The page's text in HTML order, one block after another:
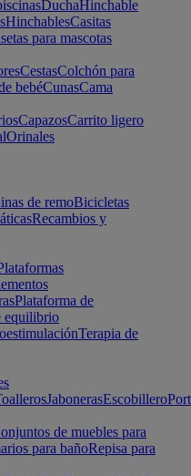
DuchaHinchable
HinchablesCasitas
para mascotas
CestasColchón para
bebéCunasCama
CapazosCarrito ligero
Orinales
de remoBicicletas
Recambios y
Plataforma de
equilibrio
Terapia de
JabonerasEscobillero
de muebles para
para bañoRepisa para